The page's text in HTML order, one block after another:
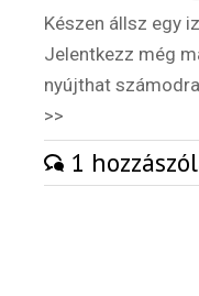
Külföldi
Készen állsz egy
Jelentkezz még
nyújthat
>>
1